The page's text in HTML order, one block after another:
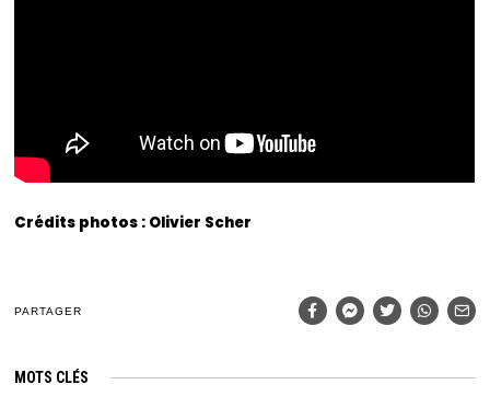
Crédits photos : Olivier Scher
PARTAGER
MOTS CLÉS